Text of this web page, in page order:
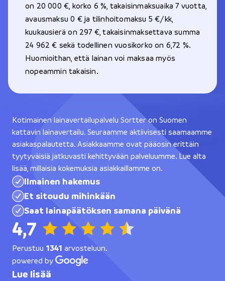
on 20 000 €, korko 6 %, takaisinmaksuaika 7 vuotta,
avausmaksu 0 € ja tilinhoitomaksu 5 €/kk,
kuukausierä on 297 €, takaisinmaksettava summa
24 962 € sekä todellinen vuosikorko on 6,72 %.
Huomioithan, että lainan voi maksaa myös
nopeammin takaisin.
Kotimainen lainavertailupalvelu Sortter on Suomen
kattavin lainavertailu. Seuraamme aktiivisesti saamaamme
asiakaspalautetta. Asiakkaamme ovat pääosin erittäin
tyytyväisiä jatkuvasti kehittyvään palveluumme. Lue alta
lisää, millaisia kokemuksia asiakkaillamme on.
Ilmainen hakemus
Et sitoudu mihinkään
Saat lainapäätöksen samana päivänä
4,7
Perustuu 1341 arvosteluun.
powered by
Lue lisää